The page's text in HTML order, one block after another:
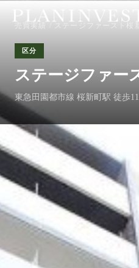
/ ステージファースト桜
区分
ステージファー
東急田園都市線 桜新町駅 徒歩